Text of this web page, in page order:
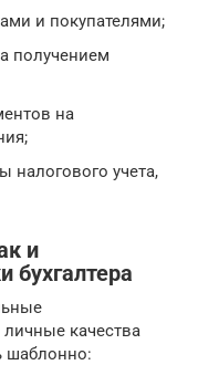
и покупателями;
получением
на
налогового учета,
и
бухгалтера
качества
шаблонно: